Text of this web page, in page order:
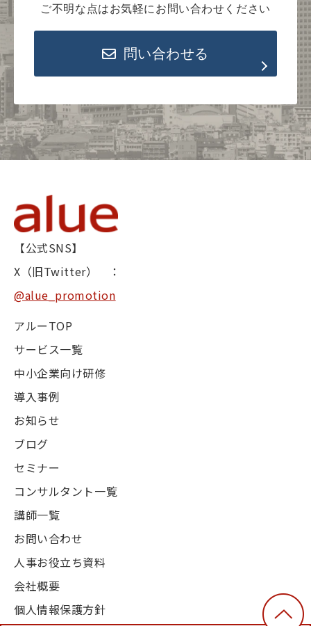
ご不明な点はお気軽にお問い合わせください
問い合わせる
【公式SNS】
X（旧Twitter） ：
@alue_promotion
アルーTOP
サービス一覧
中小企業向け研修
導入事例
お知らせ
ブログ
セミナー
コンサルタント一覧
講師一覧
お問い合わせ
人事お役立ち資料
会社概要
個人情報保護方針